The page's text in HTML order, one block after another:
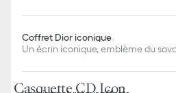
Casquette CD Icon
Coffret Dior iconique
Un écrin iconique, emblème du